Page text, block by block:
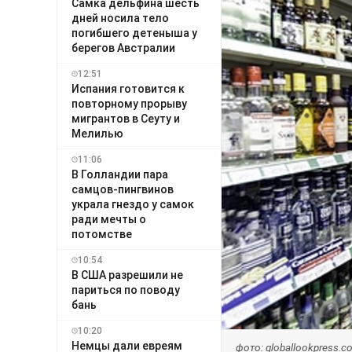
Самка дельфина шесть
дней носила тело
погибшего детеныша у
берегов Австралии
12:51
Испания готовится к
повторному прорыву
мигрантов в Сеуту и
Мелилью
11:06
В Голландии пара
самцов-пингвинов
украла гнездо у самок
ради мечты о
потомстве
10:54
В США разрешили не
париться по поводу
бань
10:20
Немцы дали евреям фото: